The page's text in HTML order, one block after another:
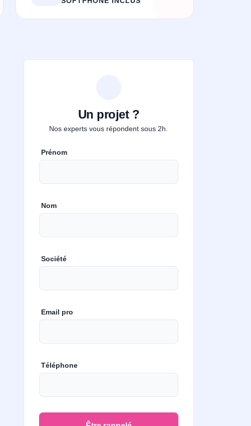
Un projet ?
Nos experts vous répondent sous 2h.
Prénom
Nom
Société
Email pro
Téléphone